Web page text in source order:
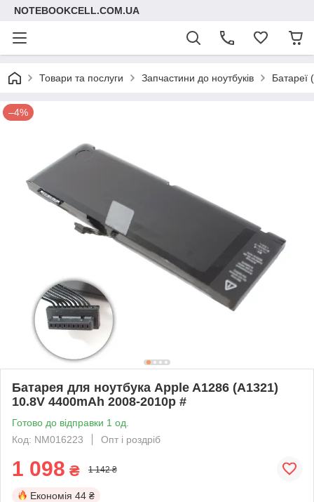
NOTEBOOKCELL.COM.UA
Товари та послуги Запчастини до ноутбуків Батареї
–4%
Батарея для ноутбука Apple A1286 (A1321)
10.8V 4400mAh 2008-2010р #
Готово до відправки 1 од.
Код: NM016223
Опт і роздріб
1 098 ₴ 1 142 ₴
Економія 44 ₴